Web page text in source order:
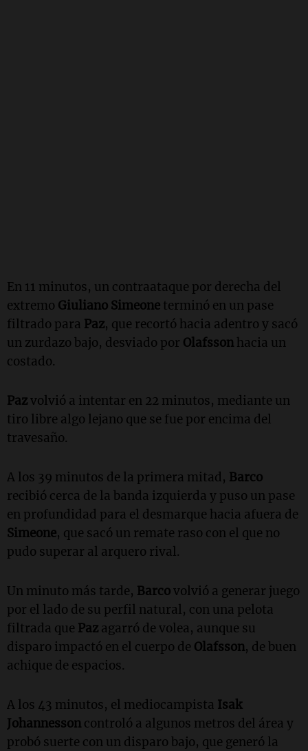
En 11 minutos, un contraataque por derecha del
extremo Giuliano Simeone terminó en un pase
filtrado para Paz, que recortó hacia adentro y sacó
un zurdazo bajo, desviado por Olafsson hacia un
costado.
Pazvolvió a intentar en 22 minutos, mediante un
tiro libre algo lejano que se fue por encima del
travesaño.
A los 39 minutos de la primera mitad, Barco
recibió cerca de la banda izquierda y puso un pase
en profundidad para el desmarque hacia afuera de
Simeone, que sacó un remate raso con el que no
pudo superar al arquero rival.
Un minuto más tarde, Barcovolvió a generar juego
por el lado de su perfil natural, con una pelota
filtrada que Paz agarró de volea, aunque su
disparo impactó en el cuerpo de Olafsson, de buen
achique de espacios.
A los 43 minutos, el mediocampista Isak
Johannesson controló a algunos metros del área y
probó suerte con un disparo bajo, que generó la